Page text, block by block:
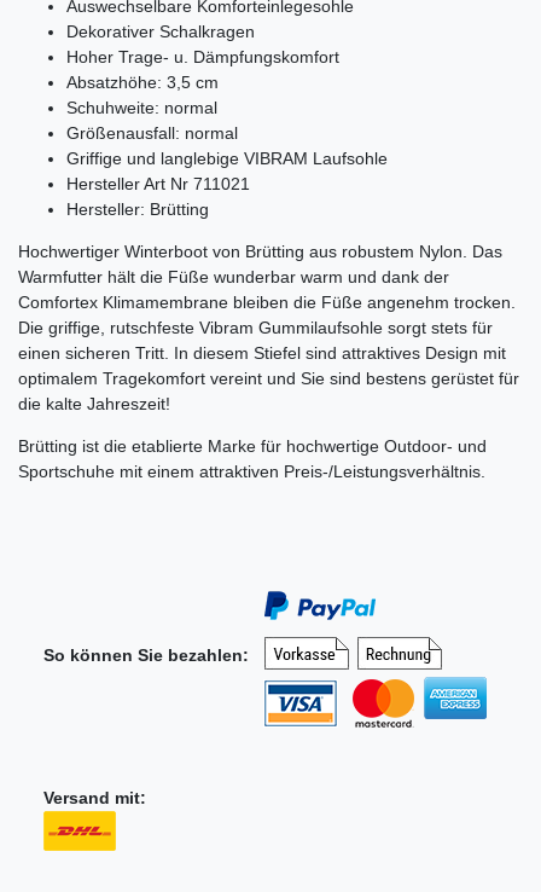
Auswechselbare Komforteinlegesohle
Dekorativer Schalkragen
Hoher Trage- u. Dämpfungskomfort
Absatzhöhe: 3,5 cm
Schuhweite: normal
Größenausfall: normal
Griffige und langlebige VIBRAM Laufsohle
Hersteller Art Nr 711021
Hersteller: Brütting
Hochwertiger Winterboot von Brütting aus robustem Nylon. Das
Warmfutter hält die Füße wunderbar warm und dank der
Comfortex Klimamembrane bleiben die Füße angenehm trocken.
Die griffige, rutschfeste Vibram Gummilaufsohle sorgt stets für
einen sicheren Tritt. In diesem Stiefel sind attraktives Design mit
optimalem Tragekomfort vereint und Sie sind bestens gerüstet für
die kalte Jahreszeit!
Brütting ist die etablierte Marke für hochwertige Outdoor- und
Sportschuhe mit einem attraktiven Preis-/Leistungsverhältnis.
So können Sie bezahlen:
Versand mit: